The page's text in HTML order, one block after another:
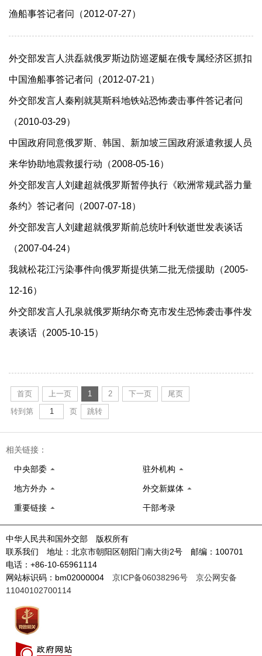
渔船事答记者问（2012-07-27）
外交部发言人洪磊就俄罗斯边防巡逻艇在俄专属经济区抓扣
中国渔船事答记者问（2012-07-21）
外交部发言人秦刚就莫斯科地铁站恐怖袭击事件答记者问
（2010-03-29）
中国政府同意俄罗斯、韩国、新加坡三国政府派遣救援人员
来华协助地震救援行动（2008-05-16）
外交部发言人刘建超就俄罗斯暂停执行《欧洲常规武器力量
条约》答记者问（2007-07-18）
外交部发言人刘建超就俄罗斯前总统叶利钦逝世发表谈话
（2007-04-24）
我就松花江污染事件向俄罗斯提供第二批无偿援助（2005-
12-16）
外交部发言人孔泉就俄罗斯纳尔奇克市发生恐怖袭击事件发
表谈话（2005-10-15）
首页 上一页 1 2 下一页
尾页
转到第
页 跳转
相关链接：
中央部委 驻外机构
地方外办 外交新媒体
重要链接 干部考录
中华人民共和国外交部 版权所有
联系我们 地址：北京市朝阳区朝阳门南大街2号 邮编：100701
电话：+86-10-65961114
网站标识码：bm02000004 京ICP备06038296号
京公网安备
11040102700114